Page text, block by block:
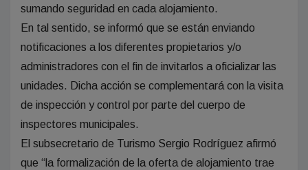
sumando seguridad en cada alojamiento.
En tal sentido, se informó que se están enviando
notificaciones a los diferentes propietarios y/o
administradores con el fin de invitarlos a oficializar las
unidades. Dicha acción se complementará con la visita
de inspección y control por parte del cuerpo de
inspectores municipales.
El subsecretario de Turismo Sergio Rodríguez afirmó
que “la formalización de la oferta de alojamiento trae